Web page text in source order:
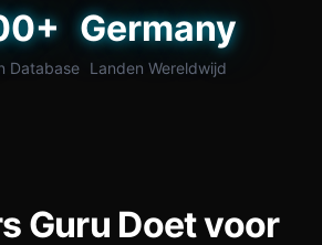
Database
Germany
Landen Wereldwijd
Guru Doet voor